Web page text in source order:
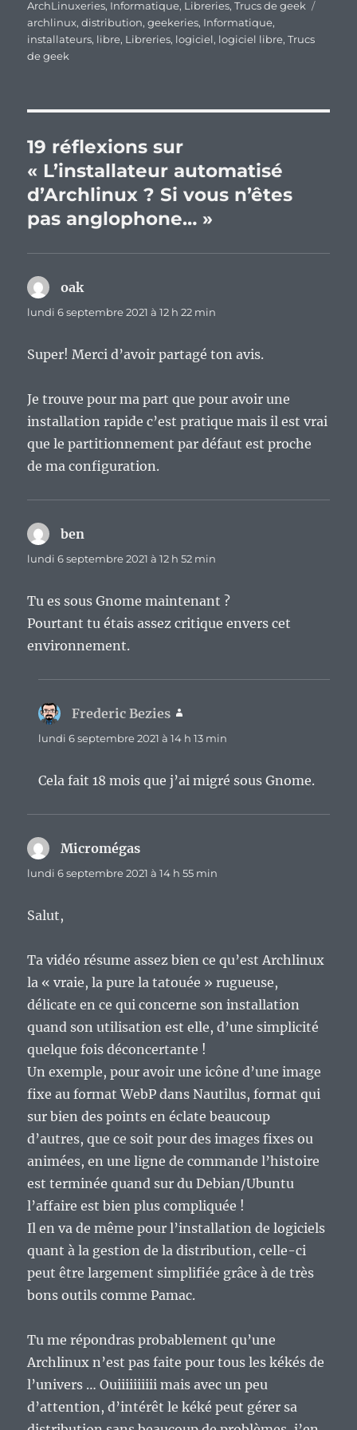
le
ArchLinuxeries, Informatique, Libreries,Trucs de geek
archlinux,distribution,geekeries, Informatique,
installateurs, libre, Libreries, logiciel, logiciel libre,Trucs
de geek
19 réflexions sur
« L’installateur automatisé
d’Archlinux ? Si vous n’êtes
pas anglophone… »
oakdit :
lundi 6 septembre 2021 à 12 h 22 min
Super! Merci d’avoir partagé ton avis.
Je trouve pour ma part que pour avoir une
installation rapide c’est pratique mais il est vrai
que le partitionnement par défaut est proche
de ma configuration.
ben
lundi 6 septembre 2021 à 12 h 52 min
Tu es sous Gnome maintenant ?
Pourtant tu étais assez critique envers cet
environnement.
Frederic Bezies
lundi 6 septembre 2021 à 14 h 13 min
Cela fait 18 mois que j’ai migré sous Gnome.
Micromégas
lundi 6 septembre 2021 à 14 h 55 min
Salut,
Ta vidéo résume assez bien ce qu’est Archlinux
la « vraie, la pure la tatouée » rugueuse,
délicate en ce qui concerne son installation
quand son utilisation est elle, d’une simplicité
quelque fois déconcertante !
Un exemple, pour avoir une icône d’une image
fixe au format WebP dans Nautilus, format qui
sur bien des points en éclate beaucoup
d’autres, que ce soit pour des images fixes ou
animées, en une ligne de commande l’histoire
est terminée quand sur du Debian/Ubuntu
l’affaire est bien plus compliquée !
Il en va de même pour l’installation de logiciels
quant à la gestion de la distribution, celle-ci
peut être largement simplifiée grâce à de très
bons outils comme Pamac.
Tu me répondras probablement qu’une
Archlinux n’est pas faite pour tous les kékés de
l’univers … Ouiiiiiiiiii mais avec un peu
d’attention, d’intérêt le kéké peut gérer sa